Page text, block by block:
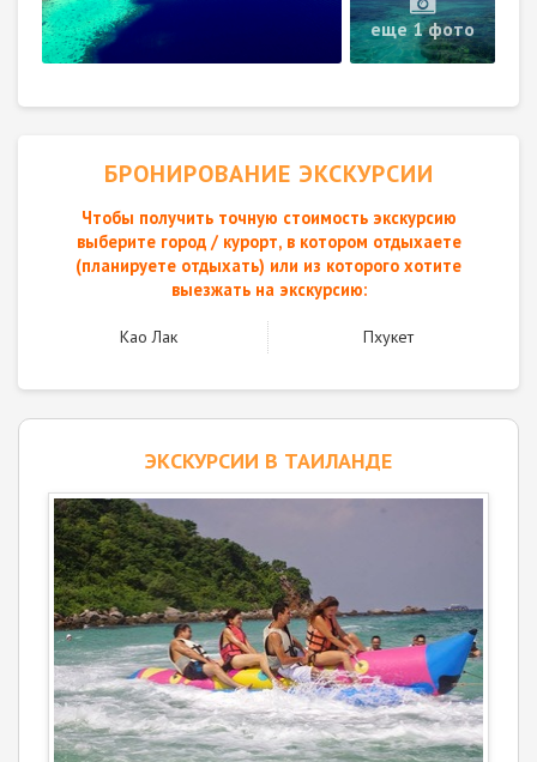
еще 1 фото
БРОНИРОВАНИЕ ЭКСКУРСИИ
Чтобы получить точную стоимость экскурсию
выберите город / курорт, в котором отдыхаете
(планируете отдыхать) или из которого хотите
выезжать на экскурсию:
Као Лак Пхукет
ЭКСКУРСИИ В ТАИЛАНДЕ